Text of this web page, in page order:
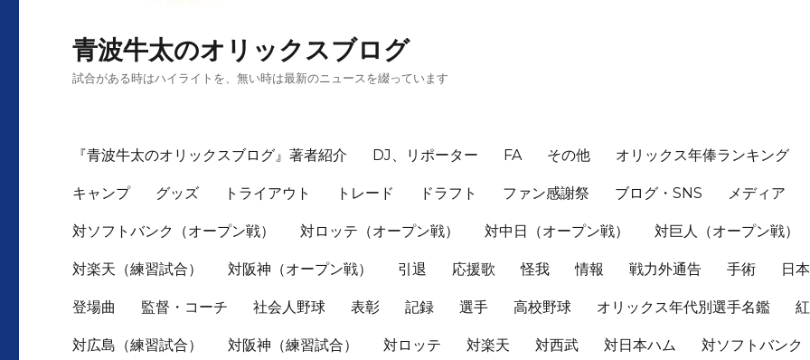
青波牛太のオリックスブログ
試合がある時はハイライトを、無い時は最新のニュースを綴っています
『青波牛太のオリックスブログ』著者紹介 DJ、リポーター FA その他 オリックス年俸ランキング
キャンプ グッズ トライアウト トレード ドラフト ファン感謝祭 ブログ・SNS メディア
対ソフトバンク（オープン戦） 対ロッテ（オープン戦） 対中日（オープン戦） 対巨人（オープン戦）
対楽天（練習試合） 対阪神（オープン戦） 引退 応援歌 怪我 情報 戦力外通告 手術 日
登場曲 監督・コーチ 社会人野球 表彰 記録 選手 高校野球 オリックス年代別選手名鑑
対広島（練習試合） 対阪神（練習試合） 対ロッテ 対楽天 対西武 対日本ハム 対ソフトバンク